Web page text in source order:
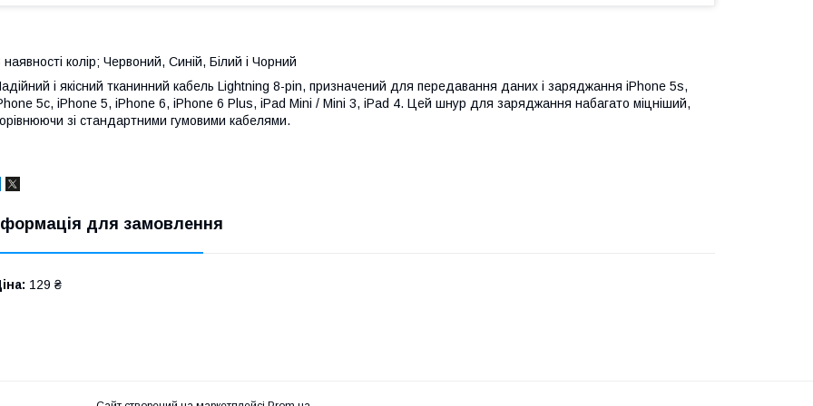
наявності колір; Червоний, Синій, Білий і Чорний
і якісний тканинний кабель Lightning 8-pin, призначений для передавання даних і заряджання iPhone 5s,
5c, iPhone 5, iPhone 6, iPhone 6 Plus, iPad Mini / Mini 3, iPad 4. Цей шнур для заряджання набагато міцніший,
зі стандартними гумовими кабелями.
для замовлення
129 ₴